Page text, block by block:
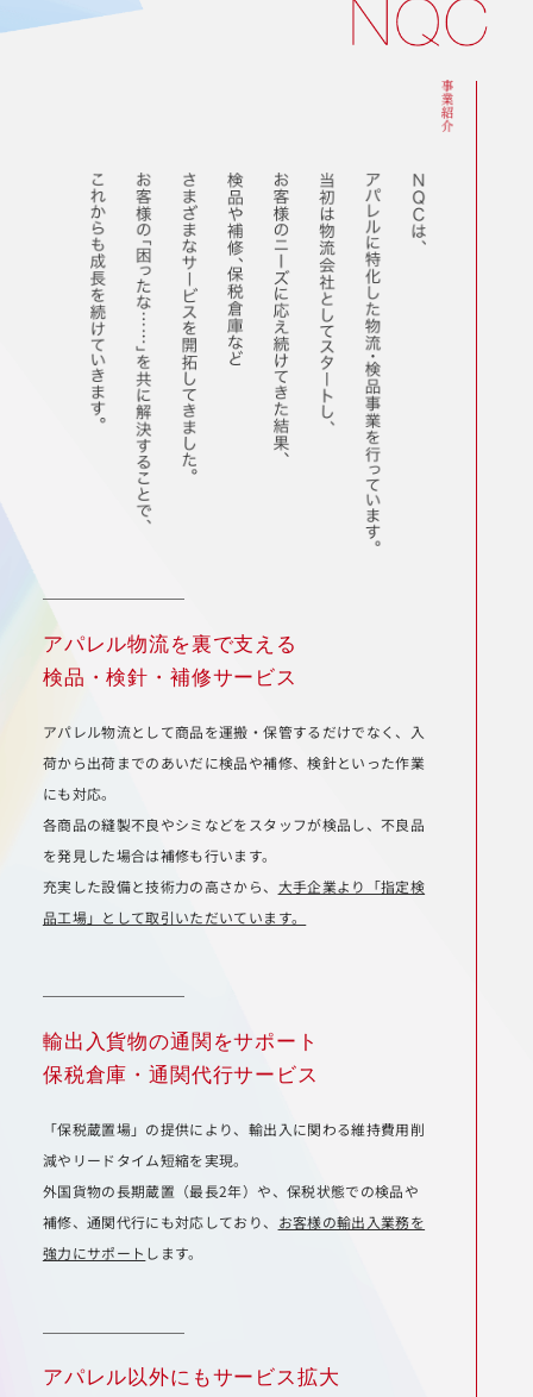
アパレル物流を裏で支える
検品・検針・補修サービス
アパレル物流として商品を運搬・保管するだけでなく、入
荷から出荷までのあいだに検品や補修、検針といった作業
にも対応。
各商品の縫製不良やシミなどをスタッフが検品し、不良品
を発見した場合は補修も行います。
充実した設備と技術力の高さから、 大手企業より「指定検
品工場」として取引いただいています。
輸出入貨物の通関をサポート
保税倉庫・通関代行サービス
「保税蔵置場」の提供により、輸出入に関わる維持費用削
減やリードタイム短縮を実現。
外国貨物の長期蔵置（最長2年）や、保税状態での検品や
補修、通関代行にも対応しており、 お客様の輸出入業務を
強力にサポート します。
アパレル以外にもサービス拡大